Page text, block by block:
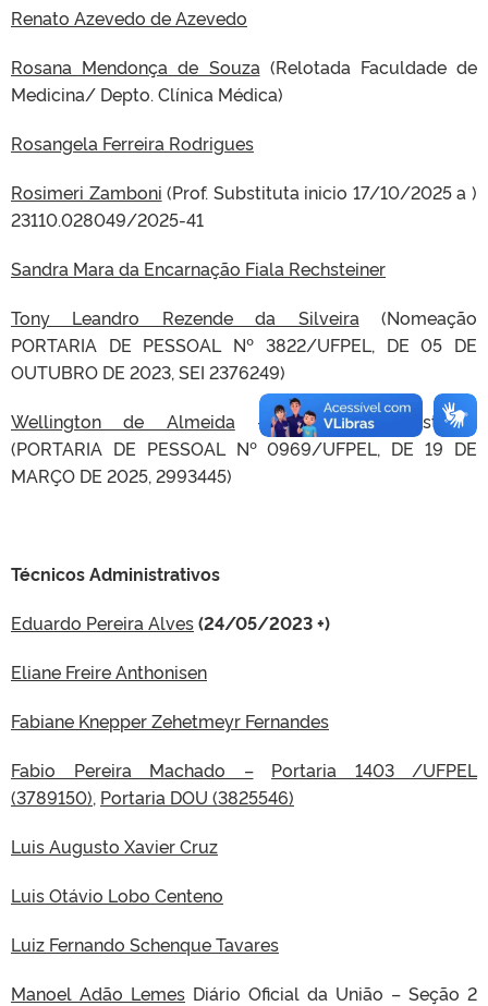
Renato Azevedo de Azevedo
Rosana Mendonça de Souza (Relotada Faculdade de
Medicina/ Depto. Clínica Médica)
Rosangela Ferreira Rodrigues
Rosimeri Zamboni (Prof. Substituta inicio 17/10/2025 a )
23110.028049/2025-41
Sandra Mara da Encarnação Fiala Rechsteiner
Tony Leandro Rezende da Silveira (Nomeação
PORTARIA DE PESSOAL Nº 3822/UFPEL, DE 05 DE
OUTUBRO DE 2023, SEI 2376249)
Wellington de Almeida – Professor Substituto
(PORTARIA DE PESSOAL Nº 0969/UFPEL, DE 19 DE
MARÇO DE 2025, 2993445)
Técnicos Administrativos
Eduardo Pereira Alves(24/05/2023 +)
Eliane Freire Anthonisen
Fabiane Knepper Zehetmeyr Fernandes
Fabio Pereira Machado –
Portaria 1403 /UFPEL
(3789150), Portaria DOU (3825546)
Luis Augusto Xavier Cruz
Luis Otávio Lobo Centeno
Luiz Fernando Schenque Tavares
Manoel Adão Lemes Diário Oficial da União – Seção 2